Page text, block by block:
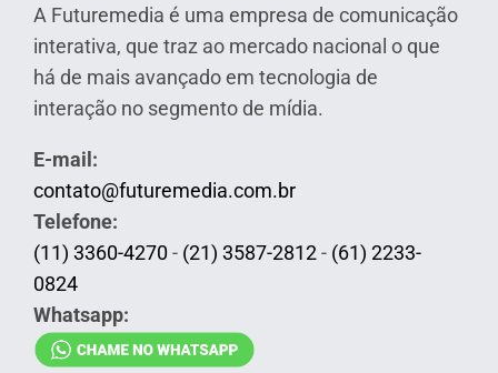
A Futuremedia é uma empresa de comunicação
interativa, que traz ao mercado nacional o que
há de mais avançado em tecnologia de
interação no segmento de mídia.
E-mail:
contato@futuremedia.com.br
Telefone:
(11) 3360-4270 - (21) 3587-2812- (61) 2233-
0824
Whatsapp: